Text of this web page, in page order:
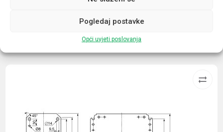
Pogledaj postavke
Opći uvjeti poslovanja
Povezani proizvodi